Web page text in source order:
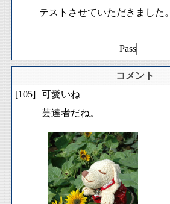
テストさせていただきました。
Pass
コメント
[105] 可愛いね
芸達者だね。